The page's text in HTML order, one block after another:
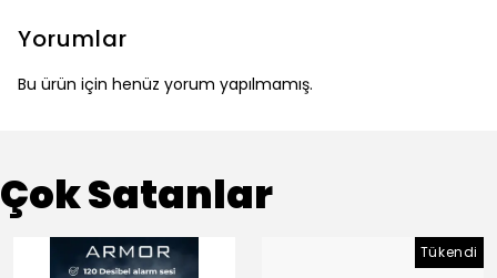
Yorumlar
Bu ürün için henüz yorum yapılmamış.
Çok Satanlar
Tükendi